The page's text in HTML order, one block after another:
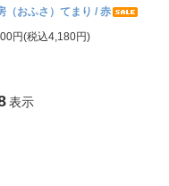
（おふさ）てまり / 赤
円(税込4,180円)
表示